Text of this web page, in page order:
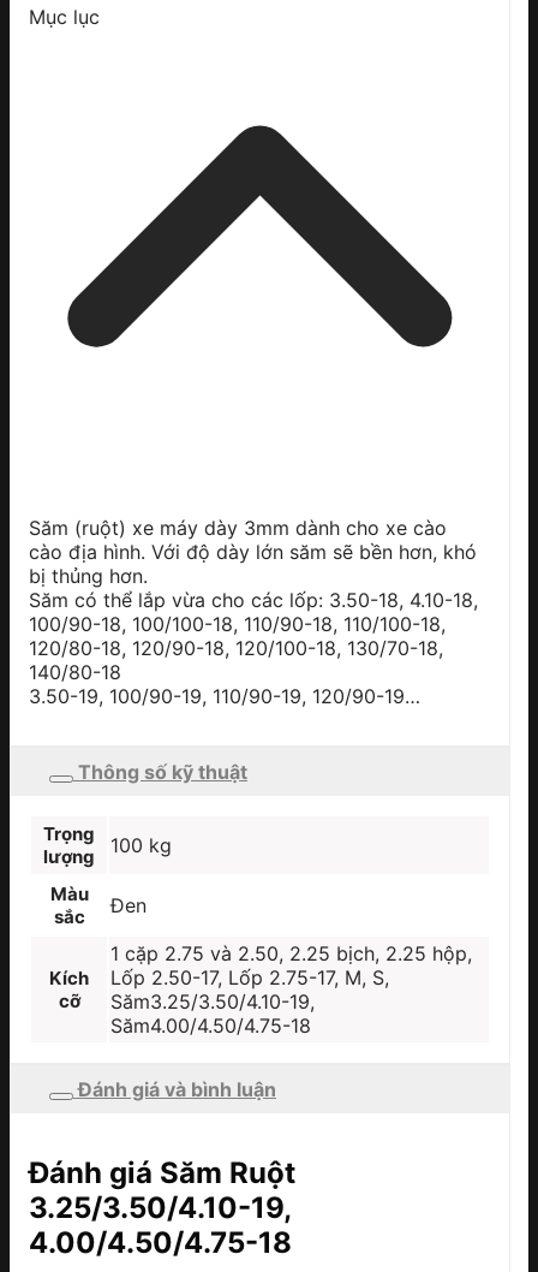
Mục lục
Săm (ruột) xe máy dày 3mm dành cho xe cào
cào địa hình. Với độ dày lớn săm sẽ bền hơn, khó
bị thủng hơn.
Săm có thể lắp vừa cho các lốp: 3.50-18, 4.10-18,
100/90-18, 100/100-18, 110/90-18, 110/100-18,
120/80-18, 120/90-18, 120/100-18, 130/70-18,
140/80-18
3.50-19, 100/90-19, 110/90-19, 120/90-19…
Thông số kỹ thuật
Trọng
lượng
100 kg
Màu
sắc
Đen
Kích
cỡ
1 cặp 2.75 và 2.50, 2.25 bịch, 2.25 hộp,
Lốp 2.50-17, Lốp 2.75-17, M, S,
Săm3.25/3.50/4.10-19,
Săm4.00/4.50/4.75-18
Đánh giá và bình luận
Đánh giá Săm Ruột
3.25/3.50/4.10-19,
4.00/4.50/4.75-18